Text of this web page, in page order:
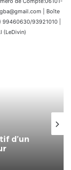
| Boîte
93921010 |
(LeDivin)
au